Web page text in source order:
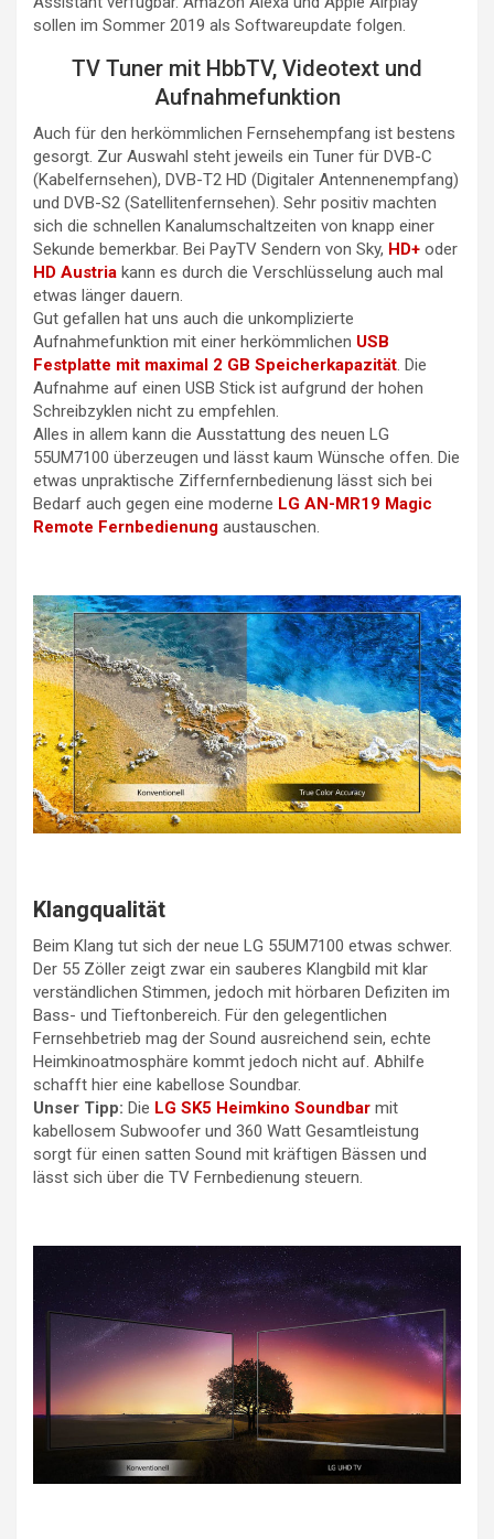
sollen im Sommer 2019 als Softwareupdate folgen.
TV Tuner mit HbbTV, Videotext und
Aufnahmefunktion
Auch für den herkömmlichen Fernsehempfang ist bestens
gesorgt. Zur Auswahl steht jeweils ein Tuner für DVB-C
(Kabelfernsehen), DVB-T2 HD (Digitaler Antennenempfang)
und DVB-S2 (Satellitenfernsehen). Sehr positiv machten
sich die schnellen Kanalumschaltzeiten von knapp einer
Sekunde bemerkbar. Bei PayTV Sendern von Sky, HD+ oder
HD Austria kann es durch die Verschlüsselung auch mal
etwas länger dauern.
Gut gefallen hat uns auch die unkomplizierte
Aufnahmefunktion mit einer herkömmlichen USB
Festplatte mit maximal 2 GB Speicherkapazität. Die
Aufnahme auf einen USB Stick ist aufgrund der hohen
Schreibzyklen nicht zu empfehlen.
Alles in allem kann die Ausstattung des neuen LG
55UM7100 überzeugen und lässt kaum Wünsche offen. Die
etwas unpraktische Ziffernfernbedienung lässt sich bei
Bedarf auch gegen eine moderne LG AN-MR19 Magic
Remote Fernbedienung austauschen.
Klangqualität
Beim Klang tut sich der neue LG 55UM7100 etwas schwer.
Der 55 Zöller zeigt zwar ein sauberes Klangbild mit klar
verständlichen Stimmen, jedoch mit hörbaren Defiziten im
Bass- und Tieftonbereich. Für den gelegentlichen
Fernsehbetrieb mag der Sound ausreichend sein, echte
Heimkinoatmosphäre kommt jedoch nicht auf. Abhilfe
schafft hier eine kabellose Soundbar.
Unser Tipp: Die LG SK5 Heimkino Soundbar mit
kabellosem Subwoofer und 360 Watt Gesamtleistung
sorgt für einen satten Sound mit kräftigen Bässen und
lässt sich über die TV Fernbedienung steuern.